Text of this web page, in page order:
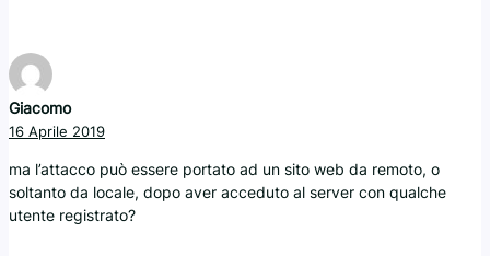
Giacomo
16 Aprile 2019
ma l’attacco può essere portato ad un sito web da remoto, o
soltanto da locale, dopo aver acceduto al server con qualche
utente registrato?